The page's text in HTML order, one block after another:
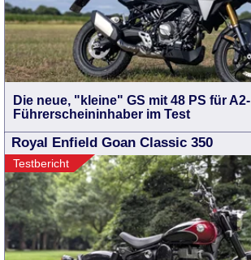
Die neue, "kleine" GS mit 48 PS für A2-
Führerscheininhaber im Test
Royal Enfield Goan Classic 350
Testbericht